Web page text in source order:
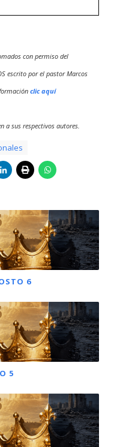
con permiso del
escrito por el pastor Marcos
clic aquí
a sus respectivos autores.
6
5